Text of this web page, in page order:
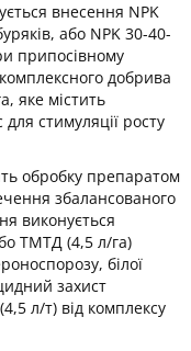
внесення NPK
або NPK 30-40-
припосівному
добрива
яке містить
стимуляції росту
обробку препаратом
збалансованого
виконується
ТМТД (4,5 л/га)
білої
захист
л/т) від комплексу